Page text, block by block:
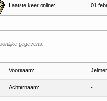
Laatste keer online: 01
gegevens:
Voornaam: Jelmer
Achternaam: -